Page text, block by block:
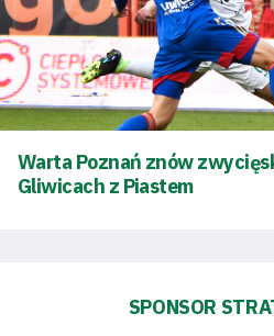
Sponsorzy
Trybuny
Polityka
prywatności
Warta Poznań znów
Gliwicach z Piastem
SPONSOR